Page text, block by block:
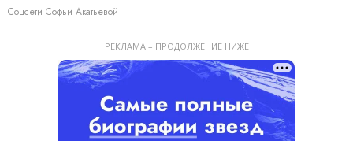
Соцсети Софьи Акатьевой
РЕКЛАМА – ПРОДОЛЖЕНИЕ НИЖЕ